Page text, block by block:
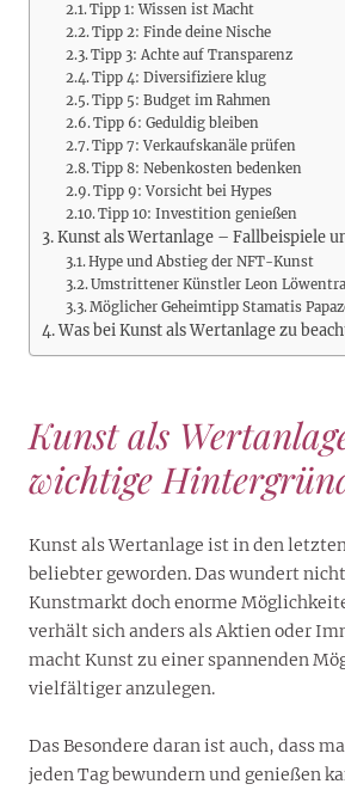
Tipp 1: Wissen ist Macht
Tipp 2: Finde deine Nische
Tipp 3: Achte auf Transparenz
Tipp 4: Diversifiziere klug
Tipp 5: Budget im Rahmen
Tipp 6: Geduldig bleiben
Tipp 7: Verkaufskanäle prüfen
Tipp 8: Nebenkosten bedenken
Tipp 9: Vorsicht bei Hypes
Tipp 10: Investition genießen
Kunst als Wertanlage – Fallbeispiele
Hype und Abstieg der NFT-Kunst
Umstrittener Künstler Leon
Möglicher Geheimtipp Stamatis
Was bei Kunst als Wertanlage zu
Kunst als
wichtige
Kunst als Wertanlage ist in den
beliebter geworden. Das wundert
Kunstmarkt doch enorme
verhält sich anders als Aktien oder
macht Kunst zu einer spannenden
vielfältiger anzulegen.
Das Besondere daran ist auch, dass
jeden Tag bewundern und genießen